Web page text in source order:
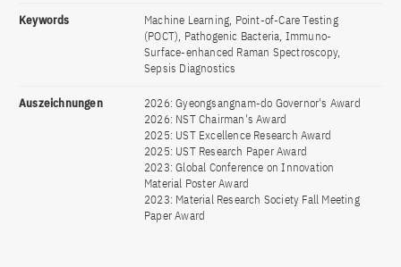
Keywords
Machine Learning, Point-of-Care Testing
(POCT), Pathogenic Bacteria, Immuno-
Surface-enhanced Raman Spectroscopy,
Sepsis Diagnostics
Auszeichnungen
2026: Gyeongsangnam-do Governor's Award
2026: NST Chairman's Award
2025: UST Excellence Research Award
2025: UST Research Paper Award
2023: Global Conference on Innovation
Material Poster Award
2023: Material Research Society Fall Meeting
Paper Award